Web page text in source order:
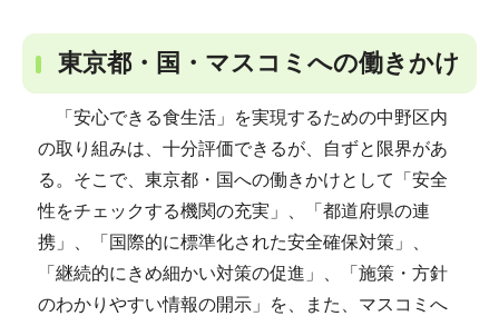
東京都・国・マスコミへの働きかけ
「安心できる食生活」を実現するための中野区内
の取り組みは、十分評価できるが、自ずと限界があ
る。そこで、東京都・国への働きかけとして「安全
性をチェックする機関の充実」、「都道府県の連
携」、「国際的に標準化された安全確保対策」、
「継続的にきめ細かい対策の促進」、「施策・方針
のわかりやすい情報の開示」を、また、マスコミへ